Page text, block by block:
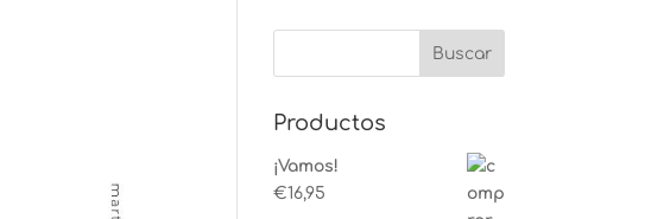
Productos
¡Vamos!
€16,95